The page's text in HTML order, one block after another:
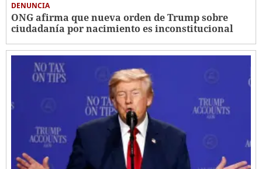
DENUNCIA
ONG afirma que nueva orden de Trump sobre
ciudadanía por nacimiento es inconstitucional